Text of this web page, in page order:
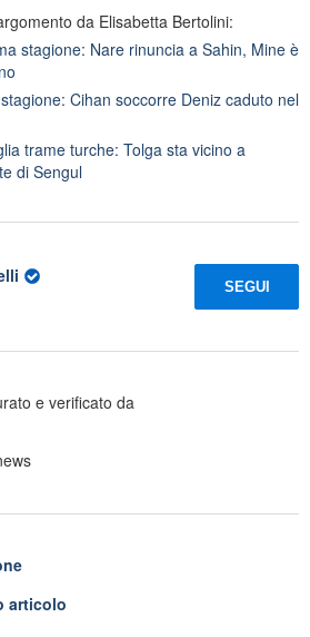
da Elisabetta Bertolini:
stagione: Nare rinuncia a Sahin, Mine è
Cihan soccorre Deniz caduto nel
trame turche: Tolga sta vicino a
di Sengul
SEGUI
e verificato da
articolo